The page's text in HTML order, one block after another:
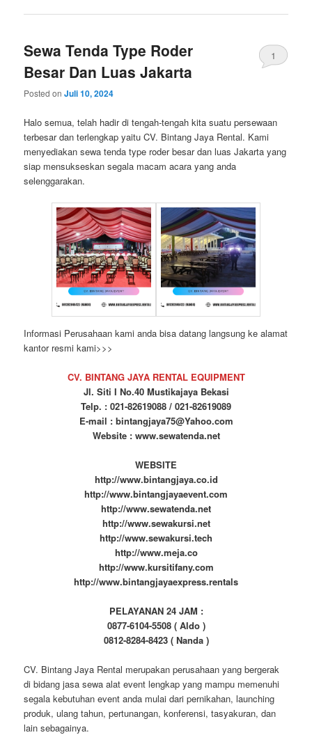
Sewa Tenda Type Roder
Besar Dan Luas Jakarta
Posted onJuli 10, 2024
1
Halo semua, telah hadir di tengah-tengah kita suatu persewaan
terbesar dan terlengkap yaitu CV. Bintang Jaya Rental. Kami
menyediakan sewa tenda type roder besar dan luas Jakarta yang
siap mensukseskan segala macam acara yang anda
selenggarakan.
Informasi Perusahaan kami anda bisa datang langsung ke alamat
kantor resmi kami>>>
CV. BINTANG JAYA RENTAL EQUIPMENT
Jl. Siti I No.40 Mustikajaya Bekasi
Telp. : 021-82619088 / 021-82619089
E-mail : bintangjaya75@Yahoo.com
Website : www.sewatenda.net
WEBSITE
http://www.bintangjaya.co.id
http://www.bintangjayaevent.com
http://www.sewatenda.net
http://www.sewakursi.net
http://www.sewakursi.tech
http://www.meja.co
http://www.kursitifany.com
http://www.bintangjayaexpress.rentals
PELAYANAN 24 JAM :
0877-6104-5508 ( Aldo )
0812-8284-8423 ( Nanda )
CV. Bintang Jaya Rental merupakan perusahaan yang bergerak
di bidang jasa sewa alat event lengkap yang mampu memenuhi
segala kebutuhan event anda mulai dari pernikahan, launching
produk, ulang tahun, pertunangan, konferensi, tasyakuran, dan
lain sebagainya.